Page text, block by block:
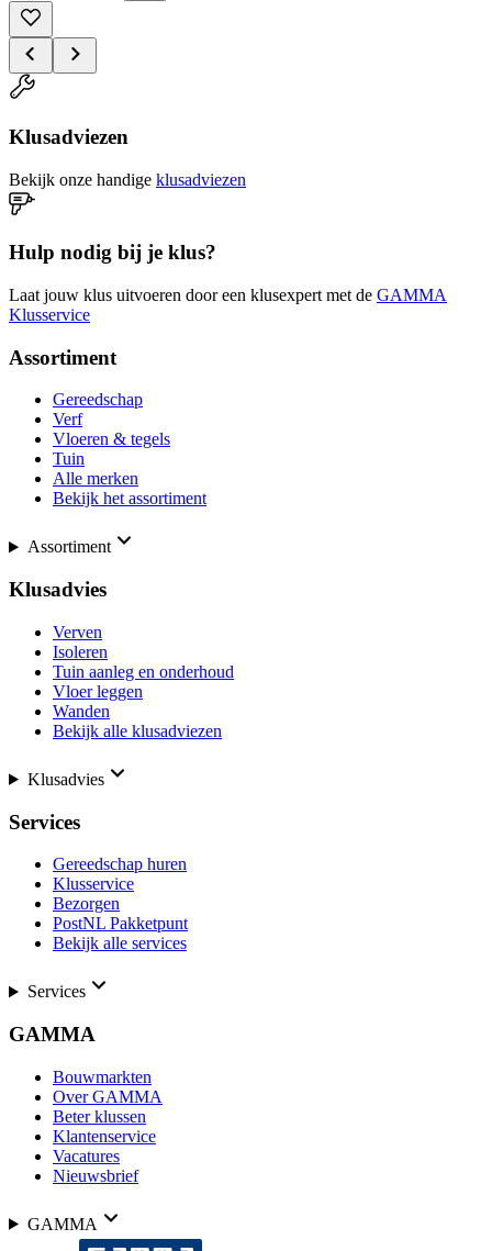
Klusadviezen
Bekijk onze handige klusadviezen
Hulp nodig bij je klus?
Laat jouw klus uitvoeren door een klusexpert met de GAMMA
Klusservice
Assortiment
Gereedschap
Verf
Vloeren & tegels
Tuin
Alle merken
Bekijk het assortiment
Assortiment
Klusadvies
Verven
Isoleren
Tuin aanleg en onderhoud
Vloer leggen
Wanden
Bekijk alle klusadviezen
Klusadvies
Services
Gereedschap huren
Klusservice
Bezorgen
PostNL Pakketpunt
Bekijk alle services
Services
GAMMA
Bouwmarkten
Over GAMMA
Beter klussen
Klantenservice
Vacatures
Nieuwsbrief
GAMMA